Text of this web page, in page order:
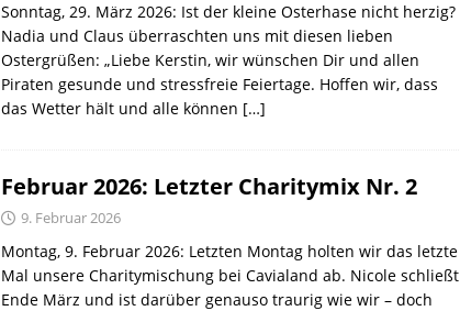
Sonntag, 29. März 2026: Ist der kleine Osterhase nicht herzig?
Nadia und Claus überraschten uns mit diesen lieben
Ostergrüßen: „Liebe Kerstin, wir wünschen Dir und allen
Piraten gesunde und stressfreie Feiertage. Hoffen wir, dass
das Wetter hält und alle können […]
Februar 2026: Letzter Charitymix Nr. 2
9. Februar 2026
Montag, 9. Februar 2026: Letzten Montag holten wir das letzte
Mal unsere Charitymischung bei Cavialand ab. Nicole schließt
Ende März und ist darüber genauso traurig wie wir – doch